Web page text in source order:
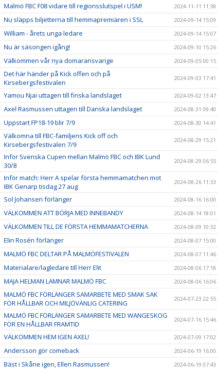
Malmö FBC F08 vidare till regionsslutspel i USM! 2024-11-11 11:38
Nu släpps biljetterna till hemmapremiären i SSL 2024-09-14 15:09
William - årets unga ledare 2024-09-14 15:07
Nu är säsongen igång! 2024-09-10 15:26
Välkommen vår nya domaransvarige 2024-09-05 00:15
Det här händer på Kick offen och på
Kirsebergsfestivalen
2024-09-03 17:41
Yamou Njai uttagen till finska landslaget 2024-09-02 13:47
Axel Rasmussen uttagen till Danska landslaget 2024-08-31 09:40
Uppstart FP18-19 blir 7/9 2024-08-30 14:41
Välkomna till FBC-familjens Kick off och
Kirsebergsfestivalen 7/9
2024-08-29 15:21
Inför Svenska Cupen mellan Malmö FBC och IBK Lund
30/8
2024-08-29 06:55
Inför match: Herr A spelar första hemmamatchen mot
IBK Genarp tisdag 27 aug
2024-08-26 11:33
Sol Johansen förlänger 2024-08-16 16:00
VÄLKOMMEN ATT BÖRJA MED INNEBANDY 2024-08-14 18:01
VÄLKOMMEN TILL DE FÖRSTA HEMMAMATCHERNA 2024-08-09 10:32
Elin Rosén förlänger 2024-08-07 15:00
MALMÖ FBC DELTAR PÅ MALMÖFESTIVALEN 2024-08-07 11:46
Materialare/lagledare till Herr Elit 2024-08-06 17:18
MAJA HELMAN LÄMNAR MALMÖ FBC 2024-08-06 16:06
MALMÖ FBC FÖRLÄNGER SAMARBETE MED SMAK SAK
FÖR HÅLLBAR OCH MILJÖVÄNLIG CATERING
2024-07-23 22:55
MALMÖ FBC FÖRLÄNGER SAMARBETE MED WANGESKOG
FÖR EN HÅLLBAR FRAMTID
2024-07-16 15:46
VÄLKOMMEN HEM IGEN AXEL! 2024-07-09 17:02
Andersson gör comeback 2024-06-19 16:00
Bäst i Skåne igen, Ellen Rasmussen! 2024-06-19 07:43